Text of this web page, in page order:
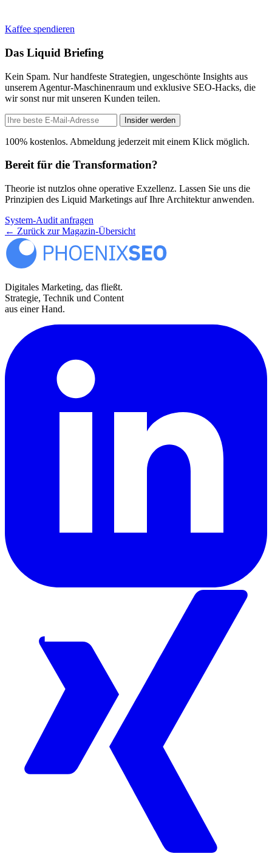
Kaffee spendieren
Das Liquid Briefing
Kein Spam. Nur handfeste Strategien, ungeschönte Insights aus
unserem Agentur-Maschinenraum und exklusive SEO-Hacks, die
wir sonst nur mit unseren Kunden teilen.
Insider werden
100% kostenlos. Abmeldung jederzeit mit einem Klick möglich.
Bereit für die Transformation?
Theorie ist nutzlos ohne operative Exzellenz. Lassen Sie uns die
Prinzipien des Liquid Marketings auf Ihre Architektur anwenden.
System-Audit anfragen
← Zurück zur Magazin-Übersicht
Digitales Marketing, das fließt.
Strategie, Technik und Content
aus einer Hand.